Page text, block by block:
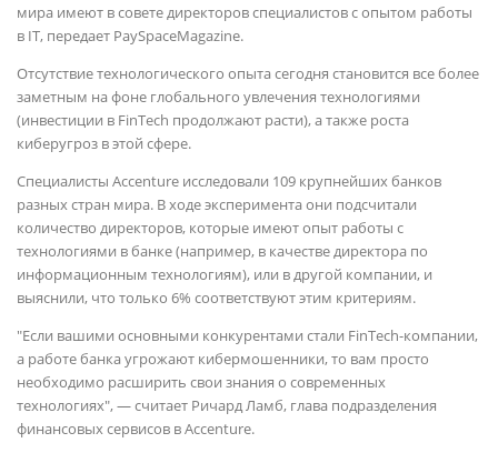
мира имеют в совете директоров специалистов с опытом работы
в IT, передает PaySpaceMagazine.
Отсутствие технологического опыта сегодня становится все более
заметным на фоне глобального увлечения технологиями
(инвестиции в FinTech продолжают расти), а также роста
киберугроз в этой сфере.
Специалисты Accenture исследовали 109 крупнейших банков
разных стран мира. В ходе эксперимента они подсчитали
количество директоров, которые имеют опыт работы с
технологиями в банке (например, в качестве директора по
информационным технологиям), или в другой компании, и
выяснили, что только 6% соответствуют этим критериям.
"Если вашими основными конкурентами стали FinTech-компании,
а работе банка угрожают кибермошенники, то вам просто
необходимо расширить свои знания о современных
технологиях", — считает Ричард Ламб, глава подразделения
финансовых сервисов в Accenture.